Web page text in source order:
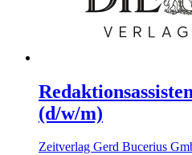
(d/w/m)
Zeitverlag Gerd Bucerius